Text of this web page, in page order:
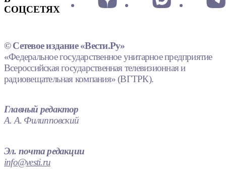
СОЦСЕТЯХ
© Сетевое издание «Вести.Ру»
«Федеральное государственное унитарное предприятие
Всероссийская государственная телевизионная и
радиовещательная компания» (ВГТРК).
Главный редактор
А. А. Филипповский
Эл. почта редакции
info@vesti.ru